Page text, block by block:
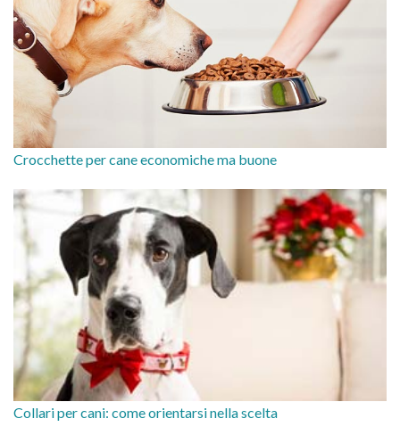
Crocchette per cane economiche ma buone
Collari per cani: come orientarsi nella scelta